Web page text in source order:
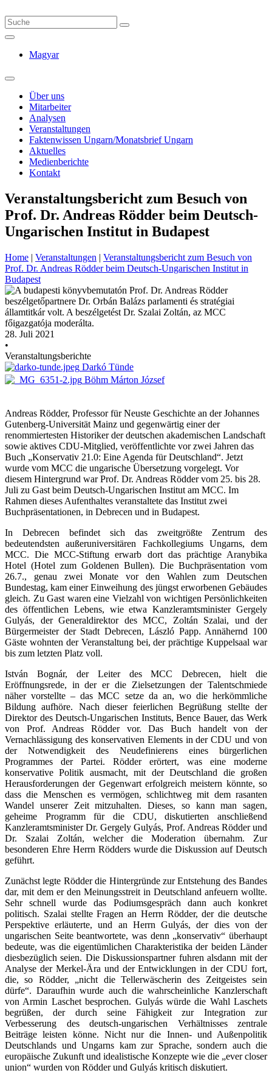
Magyar
Über uns
Mitarbeiter
Analysen
Veranstaltungen
Faktenwissen Ungarn/Monatsbrief Ungarn
Aktuelles
Medienberichte
Kontakt
Veranstaltungsbericht zum Besuch von
Prof. Dr. Andreas Rödder beim Deutsch-
Ungarischen Institut in Budapest
Home | Veranstaltungen | Veranstaltungsbericht zum Besuch von
Prof. Dr. Andreas Rödder beim Deutsch-Ungarischen Institut in
Budapest
28. Juli 2021
•
Veranstaltungsberichte
Darkó Tünde
Böhm Márton József
Andreas Rödder, Professor für Neuste Geschichte an der Johannes
Gutenberg-Universität Mainz und gegenwärtig einer der
renommiertesten Historiker der deutschen akademischen Landschaft
sowie aktives CDU-Mitglied, veröffentlichte vor zwei Jahren das
Buch „Konservativ 21.0: Eine Agenda für Deutschland“. Jetzt
wurde vom MCC die ungarische Übersetzung vorgelegt. Vor
diesem Hintergrund war Prof. Dr. Andreas Rödder vom 25. bis 28.
Juli zu Gast beim Deutsch-Ungarischen Institut am MCC. Im
Rahmen dieses Aufenthaltes veranstaltete das Institut zwei
Buchpräsentationen, in Debrecen und in Budapest.
In Debrecen befindet sich das zweitgrößte Zentrum des
bedeutendsten außeruniversitären Fachkollegiums Ungarns, dem
MCC. Die MCC-Stiftung erwarb dort das prächtige Aranybika
Hotel (Hotel zum Goldenen Bullen). Die Buchpräsentation vom
26.7., genau zwei Monate vor den Wahlen zum Deutschen
Bundestag, kam einer Einweihung des jüngst erworbenen Gebäudes
gleich. Zu Gast waren eine Vielzahl von wichtigen Persönlichkeiten
des öffentlichen Lebens, wie etwa Kanzleramtsminister Gergely
Gulyás, der Generaldirektor des MCC, Zoltán Szalai, und der
Bürgermeister der Stadt Debrecen, László Papp. Annähernd 100
Gäste wohnten der Veranstaltung bei, der prächtige Kuppelsaal war
bis zum letzten Platz voll.
István Bognár, der Leiter des MCC Debrecen, hielt die
Eröffnungsrede, in der er die Zielsetzungen der Talentschmiede
näher vorstellte – das MCC setze da an, wo die herkömmliche
Bildung aufhöre. Nach dieser feierlichen Begrüßung stellte der
Direktor des Deutsch-Ungarischen Instituts, Bence Bauer, das Werk
von Prof. Andreas Rödder vor. Das Buch handelt von der
Vernachlässigung des konservativen Elements in der CDU und von
der Notwendigkeit des Neudefinierens eines bürgerlichen
Programmes der Partei. Rödder erörtert, was eine moderne
konservative Politik ausmacht, mit der Deutschland die großen
Herausforderungen der Gegenwart erfolgreich meistern könnte, so
dass die Menschen es vermögen, schlichtweg mit dem rasanten
Wandel unserer Zeit mitzuhalten. Dieses, so kann man sagen,
geheime Programm für die CDU, diskutierten anschließend
Kanzleramtsminister Dr. Gergely Gulyás, Prof. Andreas Rödder und
Dr. Szalai Zoltán, welcher die Moderation übernahm. Zur
besonderen Ehre Herrn Rödders wurde die Diskussion auf Deutsch
geführt.
Zunächst legte Rödder die Hintergründe zur Entstehung des Bandes
dar, mit dem er den Meinungsstreit in Deutschland anfeuern wollte.
Sehr schnell wurde das Podiumsgespräch dann auch konkret
politisch. Szalai stellte Fragen an Herrn Rödder, der die deutsche
Perspektive erläuterte, und an Herrn Gulyás, der dies von der
ungarischen Seite beantwortete, was denn „konservativ“ überhaupt
bedeute, was die eigentümlichen Charakteristika der beiden Länder
diesbezüglich seien. Die Diskussionspartner fuhren alsdann mit der
Analyse der Merkel-Ära und der Entwicklungen in der CDU fort,
die, so Rödder, „nicht die Tellerwäscherin des Zeitgeistes sein
dürfe“. Daraufhin wurde auch die wahrscheinliche Kanzlerschaft
von Armin Laschet besprochen. Gulyás würde die Wahl Laschets
begrüßen, der durch seine Fähigkeit zur Integration zur
Verbesserung des deutsch-ungarischen Verhältnisses zentrale
Beiträge leisten könne. Nicht nur die Innen- und Außenpolitik
Deutschlands und Ungarns kam zur Sprache, sondern auch die
europäische Zukunft und idealistische Konzepte wie die „ever closer
union“ wurden von Rödder und Gulyás kritisch diskutiert.